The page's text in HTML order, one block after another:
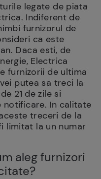
legate de piata
Indiferent de
furnizorul de
ca este
Daca esti, de
Electrica
furnizorii de ultima
putea sa treci la
21 de zile si
notificare. In calitate
treceri de la
limitat la un numar
aleg furnizori